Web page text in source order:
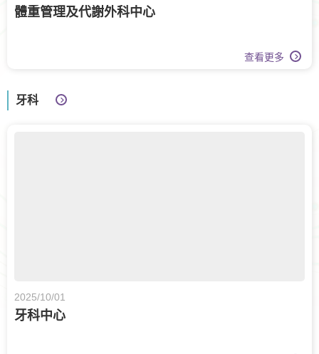
體重管理及代謝外科中心
查看更多
牙科
2025/10/01
牙科中心